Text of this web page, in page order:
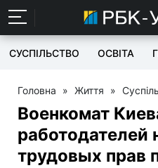
СУСПІЛЬСТВО ОСВІТА
Головна » Життя »
Военкомат
работодателей
трудовых прав